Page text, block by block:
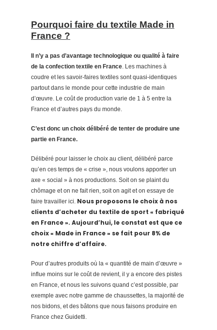
Pourquoi faire du textile Made in
France ?
Il n’y a pas d’avantage technologique ou qualité à faire
de la confection textile en France. Les machines à
coudre et les savoir-faires textiles sont quasi-identiques
partout dans le monde pour cette industrie de main
d’œuvre. Le coût de production varie de 1 à 5 entre la
France et d’autres pays du monde.
C’est donc un choix délibéré de tenter de produire une
partie en France.
Délibéré pour laisser le choix au client, délibéré parce
qu’en ces temps de « crise », nous voulons apporter un
axe « social » à nos productions. Soit on se plaint du
chômage et on ne fait rien, soit on agit et on essaye de
faire travailler ici. Nous proposons le choix à nos
clients d’acheter du textile de sport « fabriqué
en France ». Aujourd’hui, le constat est que ce
choix « Made in France » se fait pour 8% de
notre chiffre d’affaire.
Pour d’autres produits où la « quantité de main d’œuvre »
influe moins sur le coût de revient, il y a encore des pistes
en France, et nous les suivons quand c’est possible, par
exemple avec notre gamme de chaussettes, la majorité de
nos bidons, et des bâtons que nous faisons produire en
France chez Guidetti.